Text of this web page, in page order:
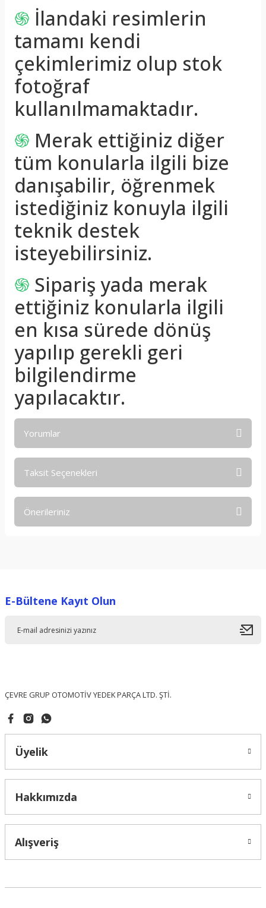
֍ İlandaki resimlerin
tamamı kendi
çekimlerimiz olup stok
fotoğraf
kullanılmamaktadır.
֍ Merak ettiğiniz diğer
tüm konularla ilgili bize
danışabilir, öğrenmek
istediğiniz konuyla ilgili
teknik destek
isteyebilirsiniz.
֍ Sipariş yada merak
ettiğiniz konularla ilgili
en kısa sürede dönüş
yapılıp gerekli geri
bilgilendirme
yapılacaktır.
Yorumlar
Taksit Seçenekleri
Önerileriniz
Ürün resmi kalitesiz, bozuk veya görüntülenemiyor.
E-Bültene Kayıt Olun
ÇEVRE GRUP OTOMOTİV YEDEK PARÇA LTD. ŞTİ.
Üyelik
Hakkımızda
Alışveriş